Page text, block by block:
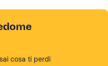
cosa ti perdi